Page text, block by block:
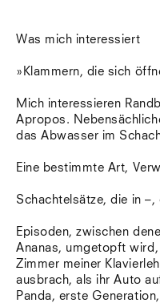
Was mich interessiert
»Klammern, die sich
Mich interessieren
Apropos.
das Abwasser im
Eine bestimmte Art,
Schachtelsätze, die in
Episoden, zwischen
Ananas, umgetopft
Zimmer meiner
ausbrach, als ihr Auto
Panda, erste